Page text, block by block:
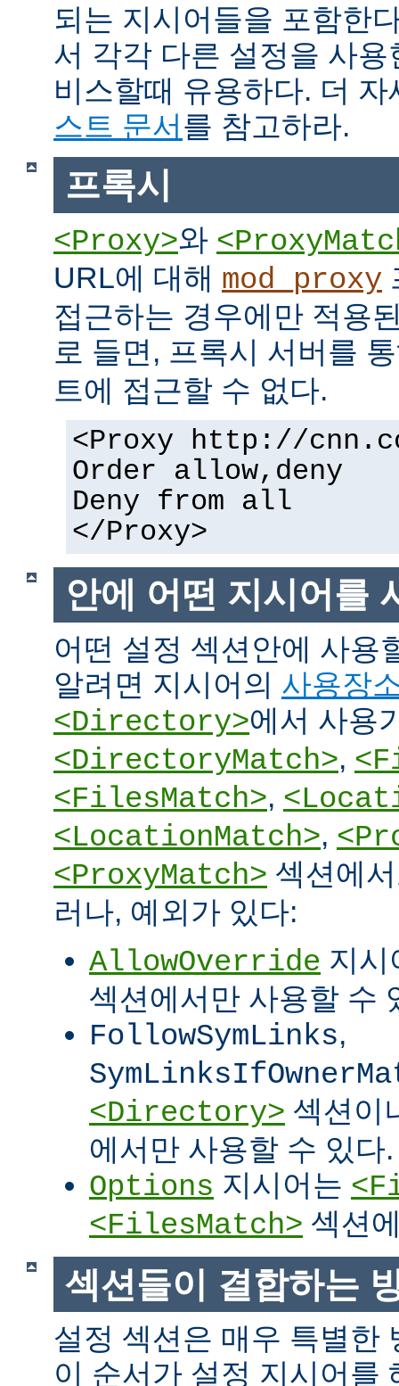
되는 지시어들을 포함한
서 각각 다른 설정을 사
비스할때 유용하다. 더
스트 문서를 참고하라.
프록시
<Proxy>와
URL에 대해 mod_proxy
접근하는 경우에만 적용
로 들면, 프록시 서버를
트에 접근할 수 없다.
<Proxy http://
Order allow,deny
Deny from all
</Proxy>
안에 어떤 지시어를
어떤 설정 섹션안에 사용
알려면 지시어의 사용장
<Directory>에서 사용
<DirectoryMatch>,
<FilesMatch>,
<LocationMatch>,
<ProxyMatch> 섹션에
러나, 예외가 있다:
AllowOverride 지
섹션에서만 사용할 수
FollowSymLinks,
<Directory> 섹션이
에서만 사용할 수 있다.
Options 지시어는
<FilesMatch> 섹션
섹션들이 결합하는
설정 섹션은 매우 특별한
이 순서가 설정 지시어를